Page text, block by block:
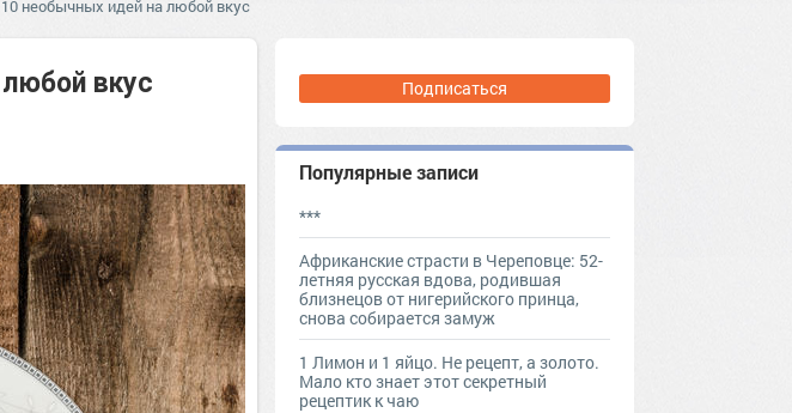
необычных идей на любой вкус
вкус Подписаться
Популярные записи
***
Африканские страсти в Череповце: 52-
летняя русская вдова, родившая
близнецов от нигерийского принца,
снова собирается замуж
1 Лимон и 1 яйцо. Не рецепт, а золото.
Мало кто знает этот секретный
рецептик к чаю